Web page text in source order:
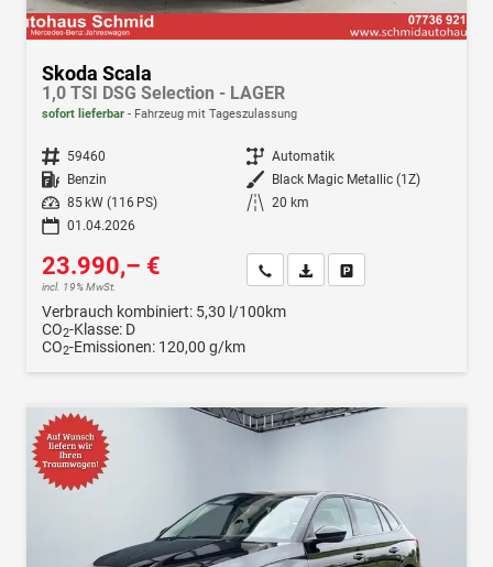
Skoda Scala
1,0 TSI DSG Selection - LAGER
sofort lieferbar Fahrzeug mit Tageszulassung
Fahrzeugnr. 59460 Getriebe Automatik
Kraftstoff Benzin Außenfarbe Black Magic Metallic (1Z)
Leistung
85 kW (116 PS) Kilometerstand 20 km
01.04.2026
23.990,– €
incl. 19% MwSt.
Wir rufen Sie anFahrzeugexposé (PDF)
Verbrauch kombiniert: 5,30 l/100km
CO2-Klasse: D
CO2-Emissionen: 120,00 g/km